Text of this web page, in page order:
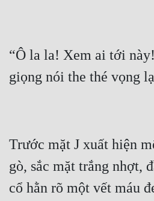
“Ô la la! Xem ai tới
Trước mặt J xuất hiện
gò, sắc mặt trắng nhợt,
cổ hằn rõ một vết máu